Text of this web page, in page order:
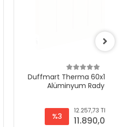
Therma 60x102 cm Bej
Alüminyum Radyatör
12.257,73 TL
11.890,00 TL